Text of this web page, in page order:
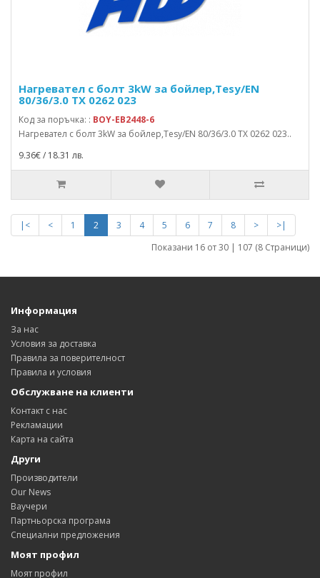
Нагревател с болт 3kW за бойлер,Tesy/EN
80/36/3.0 TX 0262 023
Код за поръчка: : BOY-EB2448-6
Нагревател с болт 3kW за бойлер,Tesy/EN 80/36/3.0 TX 0262 023..
9.36€ / 18.31 лв.
|< < 1 2 3 4 5 6 7 8 >
>|
Показани 16 от 30 | 107 (8 Страници)
Информация
За нас
Условия за доставка
Правила за поверителност
Правила и условия
Обслужване на клиенти
Контакт с нас
Рекламации
Карта на сайта
Други
Производители
Our News
Ваучери
Партньорска програма
Специални предложения
Моят профил
Моят профил